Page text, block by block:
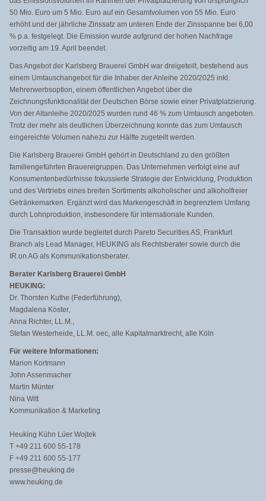
50 Mio. Euro um 5 Mio. Euro auf ein Gesamtvolumen von 55 Mio. Euro
erhöht und der jährliche Zinssatz am unteren Ende der Zinsspanne bei 6,00
% p.a. festgelegt. Die Emission wurde aufgrund der hohen Nachfrage
vorzeitig am 19. April beendet.
Das Angebot der Karlsberg Brauerei GmbH war dreigeteilt, bestehend aus
einem Umtauschangebot für die Inhaber der Anleihe 2020/2025 inkl.
Mehrerwerbsoption, einem öffentlichen Angebot über die
Zeichnungsfunktionalität der Deutschen Börse sowie einer Privatplatzierung.
Von der Altanleihe 2020/2025 wurden rund 46 % zum Umtausch angeboten.
Trotz der mehr als deutlichen Überzeichnung konnte das zum Umtausch
eingereichte Volumen nahezu zur Hälfte zugeteilt werden.
Die Karlsberg Brauerei GmbH gehört in Deutschland zu den größten
familiengeführten Brauereigruppen. Das Unternehmen verfolgt eine auf
Konsumentenbedürfnisse fokussierte Strategie der Entwicklung, Produktion
und des Vertriebs eines breiten Sortiments alkoholischer und alkoholfreier
Getränkemarken. Ergänzt wird das Markengeschäft in begrenztem Umfang
durch Lohnproduktion, insbesondere für internationale Kunden.
Die Transaktion wurde begleitet durch Pareto Securities AS, Frankfurt
Branch als Lead Manager, HEUKING als Rechtsberater sowie durch die
IR.on AG als Kommunikationsberater.
Berater Karlsberg Brauerei GmbH
HEUKING:
Dr. Thorsten Kuthe (Federführung),
Magdalena Köster,
Anna Richter, LL.M.,
Stefan Westerheide, LL.M. oec, alle Kapitalmarktrecht, alle Köln
Für weitere Informationen:
Marion Kortmann
John Assenmacher
Martin Münter
Nina Witt
Kommunikation & Marketing
Heuking Kühn Lüer Wojtek
T +49 211 600 55-178
F +49 211 600 55-177
presse@heuking.de
www.heuking.de